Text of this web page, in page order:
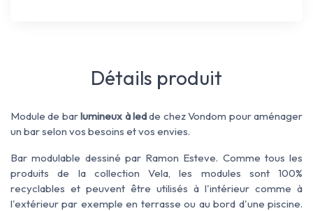
Détails produit
Module de barlumineux à ledde chez Vondom pour aménager
un bar selon vos besoins et vos envies.
Bar modulable dessiné par Ramon Esteve. Comme tous les
produits de la collection Vela, les modules sont 100%
recyclables et peuvent être utilisés à l'intérieur comme à
l'extérieur par exemple en terrasse ou au bord d'une piscine.